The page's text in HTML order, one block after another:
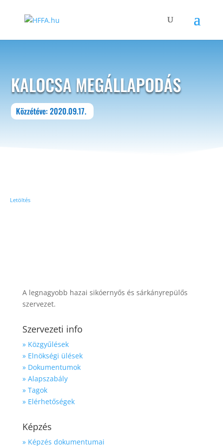
KALOCSA MEGÁLLAPODÁS
Közzétéve: 2020.09.17.
Letöltés
A legnagyobb hazai sikóernyős és sárkányrepülős
szervezet.
Szervezeti info
» Közgyűlések
» Elnökségi ülések
» Dokumentumok
» Alapszabály
» Tagok
» Elérhetőségek
Képzés
» Képzés dokumentumai